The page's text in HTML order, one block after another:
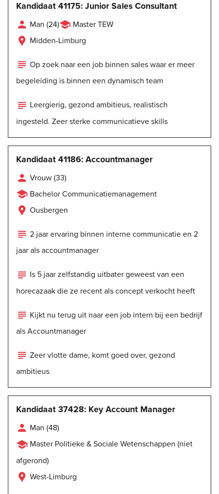
Kandidaat 41175: Junior Sales Consultant
 Man (24) Master TEW
 Midden-Limburg
 Op zoek naar een job binnen sales waar er meer
begeleiding is binnen een dynamisch team
 Leergierig, gezond ambitieus, realistisch
ingesteld. Zeer sterke communicatieve skills
Kandidaat 41186: Accountmanager
 Vrouw (33)
 Bachelor Communicatiemanagement
 Ousbergen
 2 jaar ervaring binnen interne communicatie en 2
jaar als accountmanager
 Is 5 jaar zelfstandig uitbater geweest van een
horecazaak die ze recent als concept verkocht heeft
 Kijkt nu terug uit naar een job intern bij een bedrijf
als Accountmanager
 Zeer vlotte dame, komt goed over, gezond
ambitieus
Kandidaat 37428: Key Account Manager
 Man (48)
 Master Politieke & Sociale Wetenschappen (niet
afgerond)
 West-Limburg